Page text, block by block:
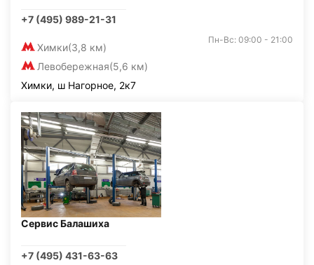
+7 (495) 989-21-31
Химки(3,8 км)
Левобережная(5,6 км)
Пн-Вс: 09:00 - 21:00
Химки, ш Нагорное, 2к7
Сервис Балашиха
+7 (495) 431-63-63